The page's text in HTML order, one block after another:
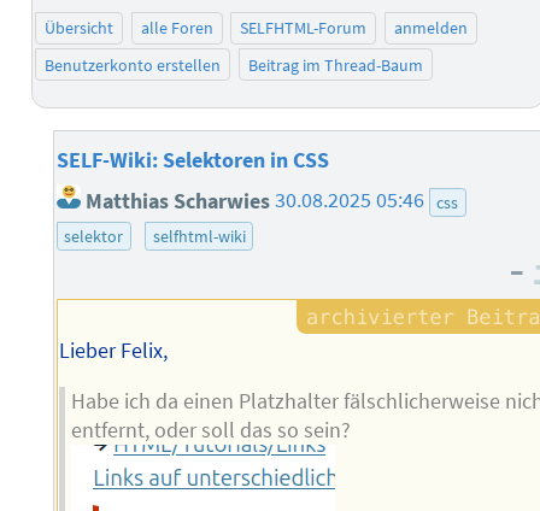
Übersicht alle Foren SELFHTML-Forum
anmelden
Benutzerkonto erstellen
Beitrag im Thread-Baum
SELF-Wiki: Selektoren in CSS
Matthias Scharwies30.08.2025 05:46 css
selektor
selfhtml-wiki
–
Lieber Felix,
Habe ich da einen Platzhalter fälschlicherweise
entfernt, oder soll das so sein?